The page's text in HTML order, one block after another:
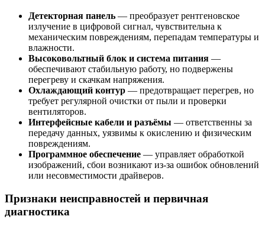
Детекторная панель — преобразует рентгеновское
излучение в цифровой сигнал, чувствительна к
механическим повреждениям, перепадам температуры и
влажности.
Высоковольтный блок и система питания —
обеспечивают стабильную работу, но подвержены
перегреву и скачкам напряжения.
Охлаждающий контур — предотвращает перегрев, но
требует регулярной очистки от пыли и проверки
вентиляторов.
Интерфейсные кабели и разъёмы — ответственны за
передачу данных, уязвимы к окислению и физическим
повреждениям.
Программное обеспечение — управляет обработкой
изображений, сбои возникают из-за ошибок обновлений
или несовместимости драйверов.
Признаки неисправностей и первичная
диагностика